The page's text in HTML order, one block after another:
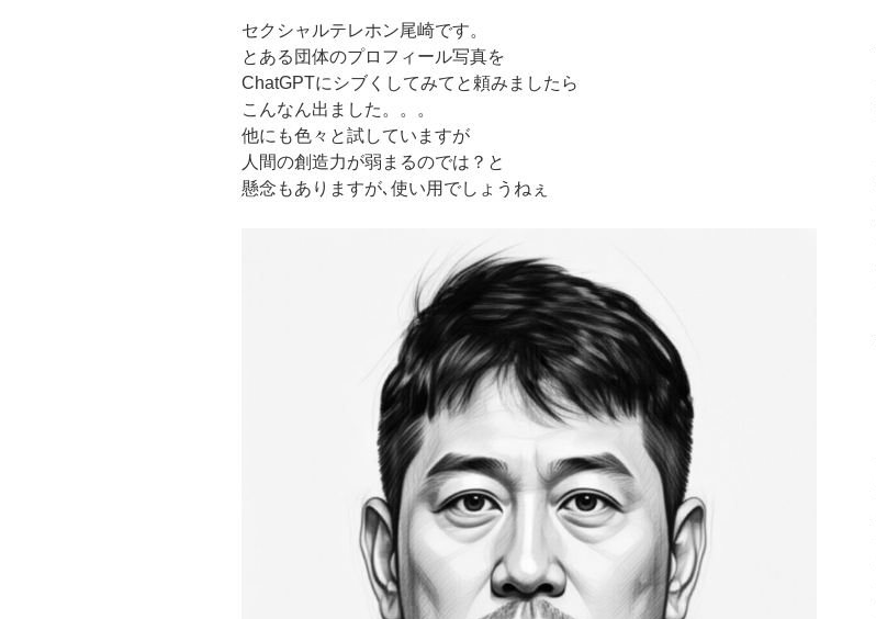
セクシャルテレホン尾崎です。
とある団体のプロフィール写真を
ChatGPTにシブくしてみてと頼みましたら
こんなん出ました。。。
他にも色々と試していますが
人間の創造力が弱まるのでは？と
懸念もありますが､使い用でしょうねぇ